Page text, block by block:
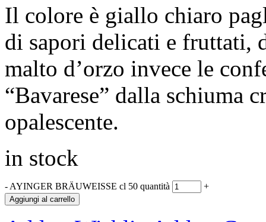
Il colore è giallo chiaro
di sapori delicati e fruttati,
malto d’orzo invece le
“Bavarese” dalla schiuma
opalescente.
in stock
- AYINGER BRÄUWEISSE cl 50 quantità +
Aggiungi al carrello